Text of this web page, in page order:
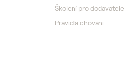
Školení pro dodavatele
Pravidla chování